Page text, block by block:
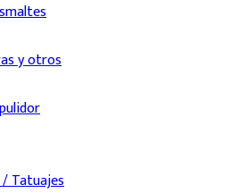
y otros
Tatuajes